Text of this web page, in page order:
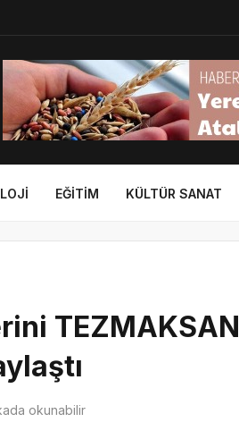
EĞITIM KÜLTÜR SANAT
TEZMAKSAN
okunabilir